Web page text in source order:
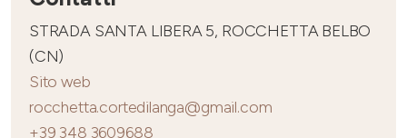
STRADA SANTA LIBERA 5, ROCCHETTA BELBO
(CN)
Sito web
rocchetta.cortedilanga@gmail.com
+39 348 3609688